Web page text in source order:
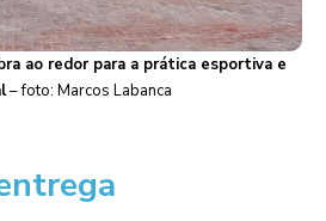
ao redor para a prática esportiva e
– foto: Marcos Labanca